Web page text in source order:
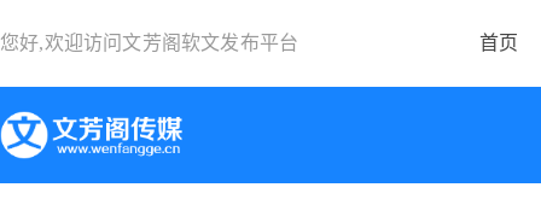
您好,欢迎访问 文芳阁软文发布平台 首页